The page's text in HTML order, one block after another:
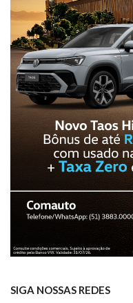
SIGA NOSSAS REDES